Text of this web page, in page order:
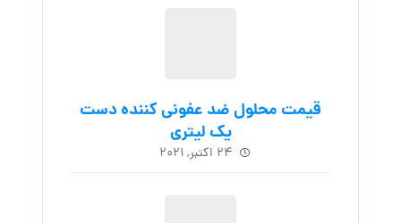
قیمت محلول ضد عفونی کننده دست
یک لیتری
۲۴ اکتبر, ۲۰۲۱